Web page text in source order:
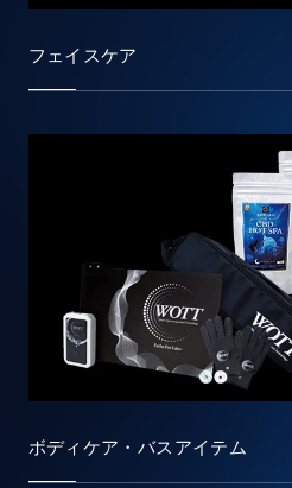
フェイスケア
ボディケア・バスアイテム